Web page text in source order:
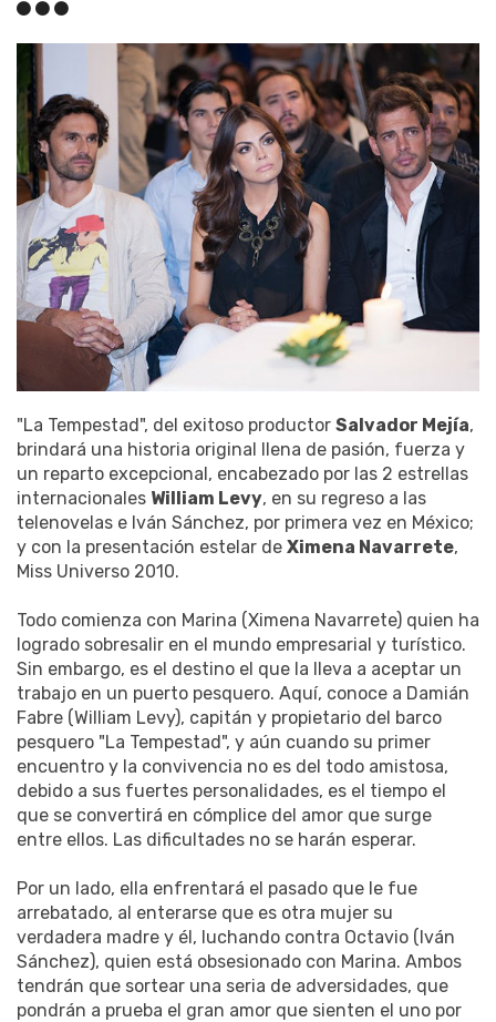
"La Tempestad", del exitoso productor Salvador Mejía,
brindará una historia original llena de pasión, fuerza y
un reparto excepcional, encabezado por las 2 estrellas
internacionales William Levy, en su regreso a las
telenovelas e Iván Sánchez, por primera vez en México;
y con la presentación estelar de Ximena Navarrete,
Miss Universo 2010.
Todo comienza con Marina (Ximena Navarrete) quien ha
logrado sobresalir en el mundo empresarial y turístico.
Sin embargo, es el destino el que la lleva a aceptar un
trabajo en un puerto pesquero. Aquí, conoce a Damián
Fabre (William Levy), capitán y propietario del barco
pesquero "La Tempestad", y aún cuando su primer
encuentro y la convivencia no es del todo amistosa,
debido a sus fuertes personalidades, es el tiempo el
que se convertirá en cómplice del amor que surge
entre ellos. Las dificultades no se harán esperar.
Por un lado, ella enfrentará el pasado que le fue
arrebatado, al enterarse que es otra mujer su
verdadera madre y él, luchando contra Octavio (Iván
Sánchez), quien está obsesionado con Marina. Ambos
tendrán que sortear una seria de adversidades, que
pondrán a prueba el gran amor que sienten el uno por